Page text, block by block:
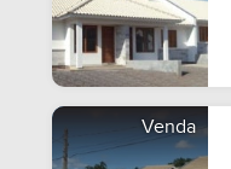
Venda